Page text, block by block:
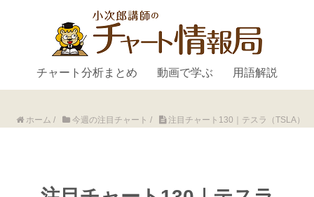
チャート分析まとめ 動画で学ぶ 用語解説
ホーム / 今週の注目チャート / 注目チャート130｜テスラ（TSLA）